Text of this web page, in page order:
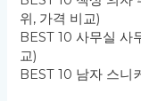
위, 가격 비교)
BEST 10 사무실 사
교)
BEST 10 남자 스니